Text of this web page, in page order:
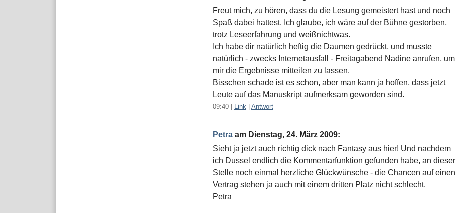
Freut mich, zu hören, dass du die Lesung gemeistert hast und noch
Spaß dabei hattest. Ich glaube, ich wäre auf der Bühne gestorben,
trotz Leseerfahrung und weißnichtwas.
Ich habe dir natürlich heftig die Daumen gedrückt, und musste
natürlich - zwecks Internetausfall - Freitagabend Nadine anrufen, um
mir die Ergebnisse mitteilen zu lassen.
Bisschen schade ist es schon, aber man kann ja hoffen, dass jetzt
Leute auf das Manuskript aufmerksam geworden sind.
09:40 Link Antwort
Petra am Dienstag, 24. März 2009:
Sieht ja jetzt auch richtig dick nach Fantasy aus hier! Und nachdem
ich Dussel endlich die Kommentarfunktion gefunden habe, an dieser
Stelle noch einmal herzliche Glückwünsche - die Chancen auf einen
Vertrag stehen ja auch mit einem dritten Platz nicht schlecht.
Petra